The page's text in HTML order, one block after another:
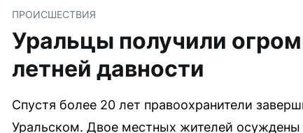
ПРОИСШЕСТВИЯ
Уральцы получили
летней давности
Спустя более 20 лет правоохранители
Уральском. Двое местных жителей осуждены